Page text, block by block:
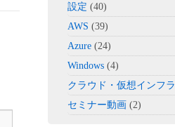
設定 (40)
AWS (39)
Azure (24)
Windows (4)
クラウド・仮想インフラ
セミナー動画 (2)